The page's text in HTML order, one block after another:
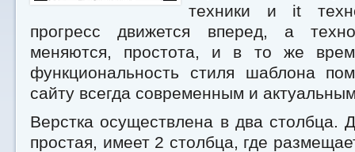
техники и it
прогресс движется вперед, а
меняются, простота, и в то же
функциональность стиля шаблона
сайту всегда современным и
Верстка осуществлена в два столбца.
простая, имеет 2 столбца, где